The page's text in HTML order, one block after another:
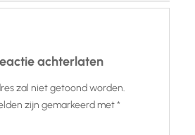
achterlaten
zal niet getoond worden.
zijn gemarkeerd met*